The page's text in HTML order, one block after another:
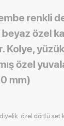
renkli
beyaz özel
Kolye,
özel
mm)
özel dörtlü set